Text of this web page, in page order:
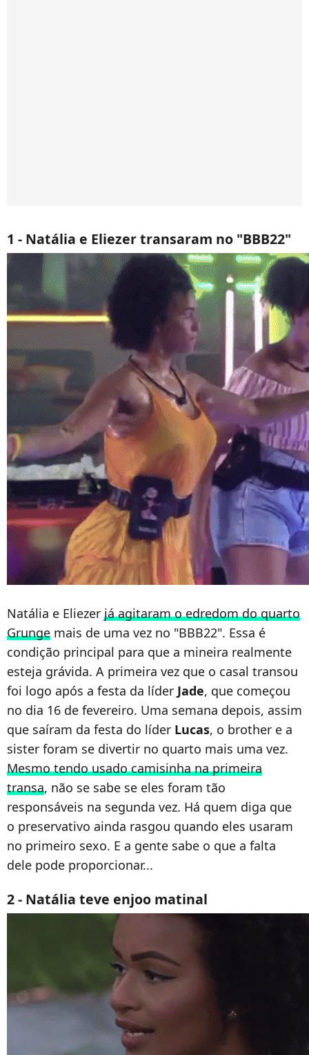
1 - Natália e Eliezer transaram no "BBB22"
Natália e Eliezer já agitaram o edredom do quarto
Grunge mais de uma vez no "BBB22". Essa é
condição principal para que a mineira realmente
esteja grávida. A primeira vez que o casal transou
foi logo após a festa da líder Jade, que começou
no dia 16 de fevereiro. Uma semana depois, assim
que saíram da festa do líder Lucas, o brother e a
sister foram se divertir no quarto mais uma vez.
Mesmo tendo usado camisinha na primeira
transa, não se sabe se eles foram tão
responsáveis na segunda vez. Há quem diga que
o preservativo ainda rasgou quando eles usaram
no primeiro sexo. E a gente sabe o que a falta
dele pode proporcionar...
2 - Natália teve enjoo matinal